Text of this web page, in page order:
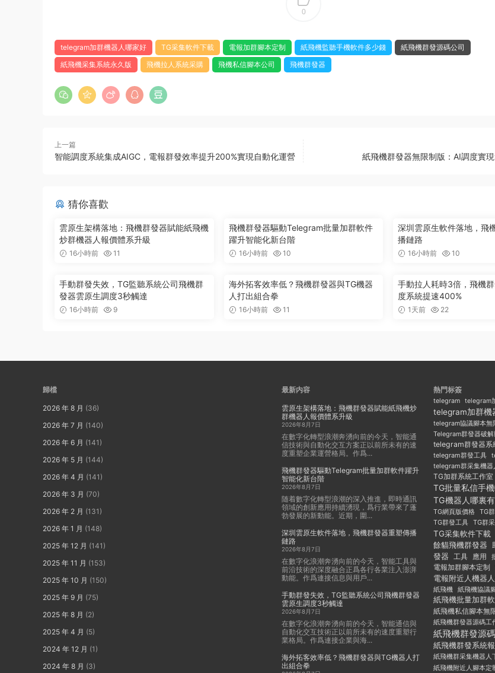
0
telegram加群機器人哪家好 TG采集軟件下載 電報加群腳本定制 紙飛機監聽手機軟件多少錢
紙飛機群發源碼公司
紙飛機采集系統永久版
飛機拉人系統采購 飛機私信腳本公司 飛機群發器
上一篇
智能調度系統集成AIGC，電報群發效率提升200%實現自動化運營 紙飛機群發器無限制版：AI調度實
猜你喜歡
雲原生架構落地：飛機群發器賦能紙飛機
炒群機器人報價體系升級
16小時前 11
飛機群發器驅動Telegram批量加群軟件
躍升智能化新台階
16小時前 10
深圳雲原生軟件落地，飛
播鏈路
16小時前 10
手動群發失效，TG監聽系統公司飛機群
發器雲原生調度3秒觸達
16小時前 9
海外拓客效率低？飛機群發器與TG機器
人打出組合拳
16小時前 11
手動拉人耗時3倍，飛機
度系統提速400%
1天前 22
歸檔
2026 年 8 月 (36)
2026 年 7 月 (140)
2026 年 6 月 (141)
2026 年 5 月 (144)
2026 年 4 月 (141)
2026 年 3 月 (70)
2026 年 2 月 (131)
2026 年 1 月 (148)
2025 年 12 月 (141)
2025 年 11 月 (153)
2025 年 10 月 (150)
2025 年 9 月 (75)
2025 年 8 月 (2)
2025 年 4 月 (5)
2024 年 12 月 (1)
2024 年 8 月 (3)
最新内容
雲原生架構落地：飛機群發器賦能紙飛機炒
群機器人報價體系升級
2026年8月7日
在數字化轉型浪潮奔湧向前的今天，智能通
信技術與自動化交互方案正以前所未有的速
度重塑企業運營格局。作爲...
飛機群發器驅動Telegram批量加群軟件躍升
智能化新台階
2026年8月7日
随着數字化轉型浪潮的深入推進，即時通訊
領域的創新應用持續湧現，爲行業帶來了蓬
勃發展的新動能。近期，圍...
深圳雲原生軟件落地，飛機群發器重塑傳播
鏈路
2026年8月7日
在數字化浪潮奔湧向前的今天，智能工具與
前沿技術的深度融合正爲各行各業注入澎湃
動能。作爲連接信息與用戶...
手動群發失效，TG監聽系統公司飛機群發器
雲原生調度3秒觸達
2026年8月7日
在數字化浪潮奔湧向前的今天，智能通信與
自動化交互技術正以前所未有的速度重塑行
業格局。作爲連接企業與海...
海外拓客效率低？飛機群發器與TG機器人打
出組合拳
熱門标簽
telegram telegram
telegram加群機
telegram協議腳本無
Telegram群發器破解
telegram群發器系
telegram群發工具
telegram群采集機器
TG加群系統工作室
TG批量私信手
TG機器人哪裏有
TG網頁版價格
TG
TG群發工具 TG群
TG采集軟件下載
餘貓飛機群發器
發器 工具 應用
電報加群腳本定制
電報附近人機器
紙飛機
紙飛機協議
紙飛機批量加群
紙飛機私信腳本無
紙飛機群發器源碼工
紙飛機群發源
紙飛機群發系統
紙飛機群采集機器人
紙飛機附近人腳本定